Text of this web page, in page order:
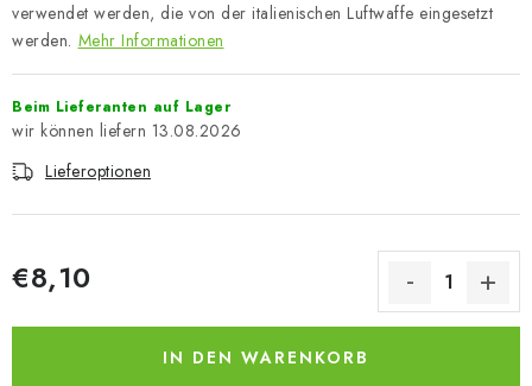
Über uns Meine Bestellung
Versand und Bezahlung
Bedingungen und Konditionen
Datenschutzbestimmungen
Art Scale Modellbau-Glossar
verwendet werden, die von der italienischen Luftwaffe eingesetzt
werden. Mehr Informationen
Beim Lieferanten auf Lager
13.08.2026
Lieferoptionen
€8,10
IN DEN WARENKORB